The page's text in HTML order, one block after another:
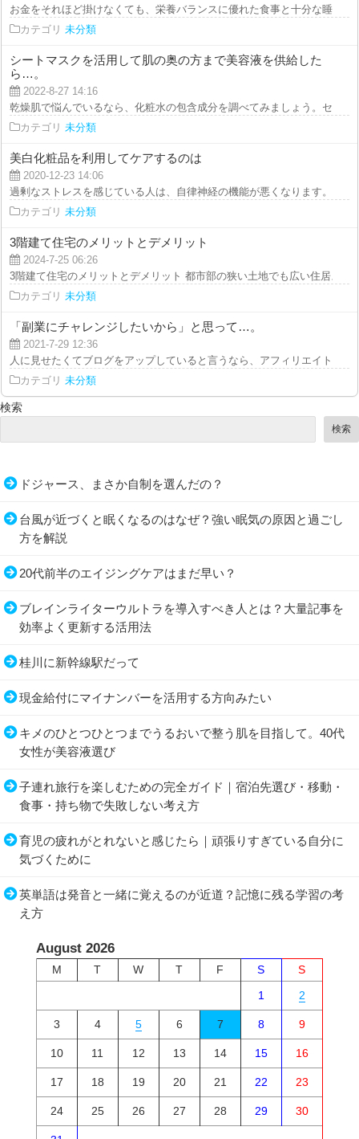
お金をそれほど掛けなくても、栄養バランスに優れた食事と十分な睡眠を
カテゴリ 未分類
シートマスクを活用して肌の奥の方まで美容液を供給した
ら…。
2022-8-27 14:16
乾燥肌で悩んでいるなら、化粧水の包含成分を調べてみましょう。セラミ
カテゴリ 未分類
美白化粧品を利用してケアするのは
2020-12-23 14:06
過剰なストレスを感じている人は、自律神経の機能が悪くなります。アト
カテゴリ 未分類
3階建て住宅のメリットとデメリット
2024-7-25 06:26
3階建て住宅のメリットとデメリット 都市部の狭い土地でも広い住居スペ
カテゴリ 未分類
「副業にチャレンジしたいから」と思って…。
2021-7-29 12:36
人に見せたくてブログをアップしていると言うなら、アフィリエイト広告
カテゴリ 未分類
検索
検索
ドジャース、まさか自制を選んだの？
台風が近づくと眠くなるのはなぜ？強い眠気の原因と過ごし
方を解説
20代前半のエイジングケアはまだ早い？
ブレインライターウルトラを導入すべき人とは？大量記事を
効率よく更新する活用法
桂川に新幹線駅だって
現金給付にマイナンバーを活用する方向みたい
キメのひとつひとつまでうるおいで整う肌を目指して。40代
女性が美容液選び
子連れ旅行を楽しむための完全ガイド｜宿泊先選び・移動・
食事・持ち物で失敗しない考え方
育児の疲れがとれないと感じたら｜頑張りすぎている自分に
気づくために
英単語は発音と一緒に覚えるのが近道？記憶に残る学習の考
え方
August 2026
M T W T F S
S
1
2
3 4 5 6 7 8 9
10 11 12 13 14 15 16
17 18 19 20 21 22 23
24 25 26 27 28 29 30